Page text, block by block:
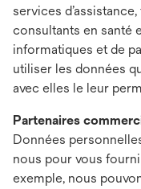
services
consultants en santé
informatiques et de
utiliser les données
avec elles le leur
Partenaires
Données
nous pour vous
exemple, nous